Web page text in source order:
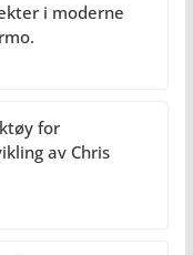
i moderne
for
av Chris